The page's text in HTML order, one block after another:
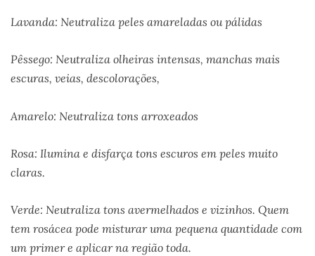
Lavanda: Neutraliza peles amareladas ou pálidas
Pêssego: Neutraliza olheiras intensas, manchas mais
escuras, veias, descolorações,
Amarelo: Neutraliza tons arroxeados
Rosa: Ilumina e disfarça tons escuros em peles muito
claras.
Verde: Neutraliza tons avermelhados e vizinhos. Quem
tem rosácea pode misturar uma pequena quantidade com
um primer e aplicar na região toda.